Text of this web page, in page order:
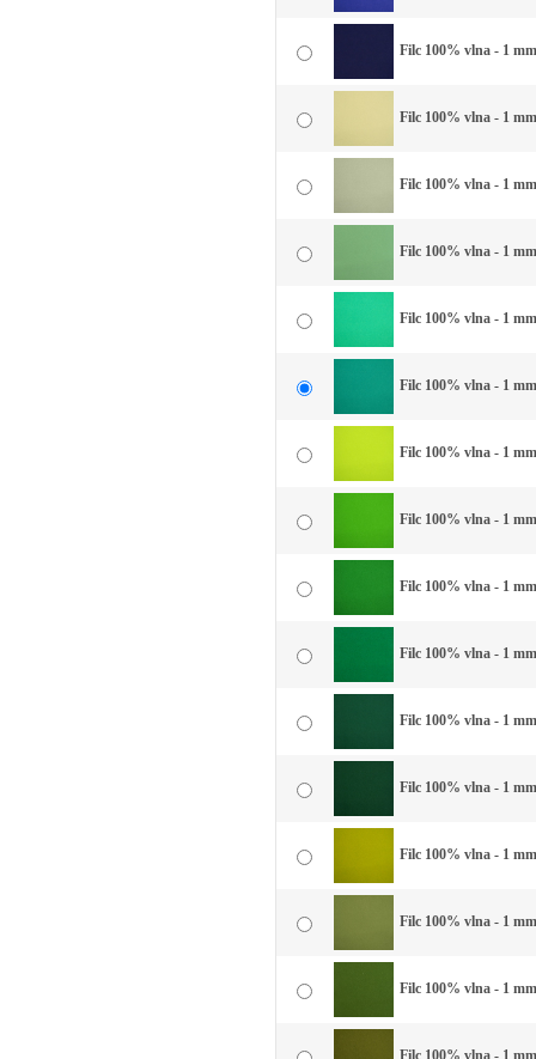
Filc 100% vlna - 1
Filc 100% vlna - 1
Filc 100% vlna - 1
Filc 100% vlna - 1
Filc 100% vlna - 1
Filc 100% vlna - 1
Filc 100% vlna - 1
Filc 100% vlna - 1
Filc 100% vlna - 1
Filc 100% vlna - 1
Filc 100% vlna - 1
Filc 100% vlna - 1
Filc 100% vlna - 1
Filc 100% vlna - 1
Filc 100% vlna - 1
Filc 100% vlna - 1